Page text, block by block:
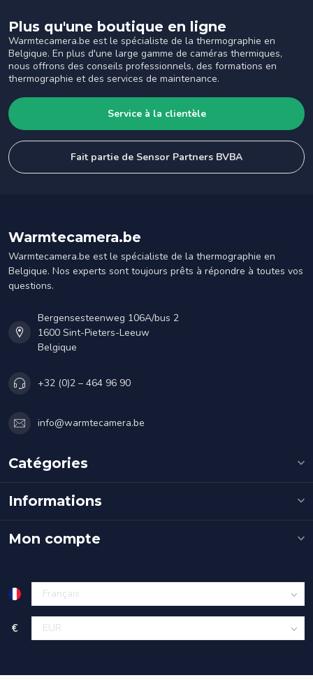
Plus qu'une boutique en ligne
Warmtecamera.be est le spécialiste de la thermographie en
Belgique. En plus d'une large gamme de caméras thermiques,
nous offrons des conseils professionnels, des formations en
thermographie et des services de maintenance.
Service à la clientèle
Fait partie de Sensor Partners BVBA
Warmtecamera.be
Warmtecamera.be est le spécialiste de la thermographie en
Belgique. Nos experts sont toujours prêts à répondre à toutes vos
questions.
Bergensesteenweg 106A/bus 2
1600 Sint-Pieters-Leeuw
Belgique
+32 (0)2 – 464 96 90
info@warmtecamera.be
Catégories
Informations
Mon compte
€